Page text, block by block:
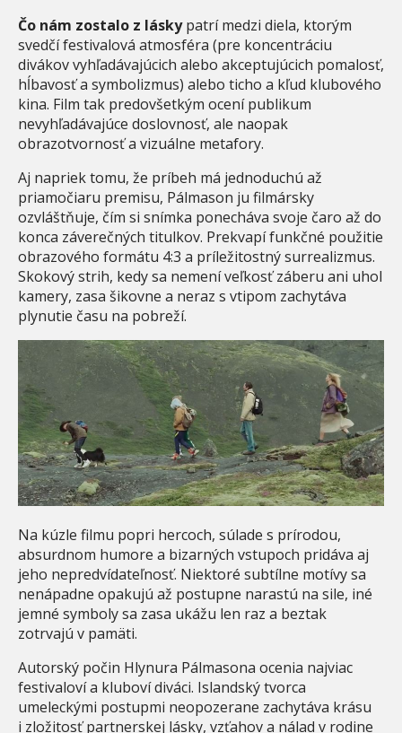
Čo nám zostalo z láskypatrí medzi diela, ktorým
svedčí festivalová atmosféra (pre koncentráciu
divákov vyhľadávajúcich alebo akceptujúcich pomalosť,
hĺbavosť a symbolizmus) alebo ticho a kľud klubového
kina. Film tak predovšetkým ocení publikum
nevyhľadávajúce doslovnosť, ale naopak
obrazotvornosť a vizuálne metafory.
Aj napriek tomu, že príbeh má jednoduchú až
priamočiaru premisu, Pálmason ju filmársky
ozvláštňuje, čím si snímka ponecháva svoje čaro až do
konca záverečných titulkov. Prekvapí funkčné použitie
obrazového formátu 4:3 a príležitostný surrealizmus.
Skokový strih, kedy sa nemení veľkosť záberu ani uhol
kamery, zasa šikovne a neraz s vtipom zachytáva
plynutie času na pobreží.
Na kúzle filmu popri hercoch, súlade s prírodou,
absurdnom humore a bizarných vstupoch pridáva aj
jeho nepredvídateľnosť. Niektoré subtílne motívy sa
nenápadne opakujú až postupne narastú na sile, iné
jemné symboly sa zasa ukážu len raz a beztak
zotrvajú v pamäti.
Autorský počin Hlynura Pálmasona ocenia najviac
festivaloví a kluboví diváci. Islandský tvorca
umeleckými postupmi neopozerane zachytáva krásu
i zložitosť partnerskej lásky, vzťahov a nálad v rodine